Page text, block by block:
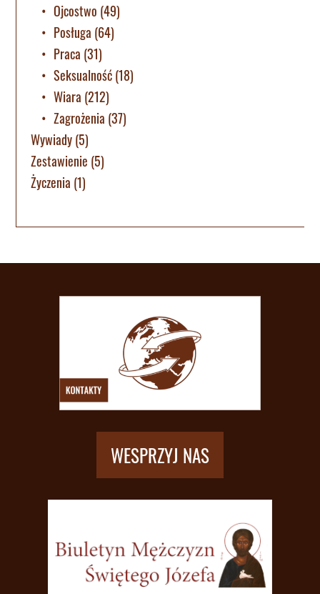
Ojcostwo (49)
Posługa (64)
Praca (31)
Seksualność(18)
Wiara (212)
Zagrożenia (37)
Wywiady(5)
Zestawienie (5)
Życzenia (1)
WESPRZYJ NAS